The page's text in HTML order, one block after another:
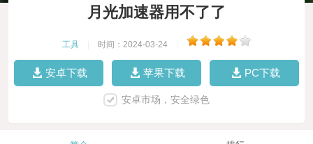
月光加速器用不了了
工具 时间：2024-03-24
安卓下载 苹果下载 PC下载
安卓市场，安全绿色